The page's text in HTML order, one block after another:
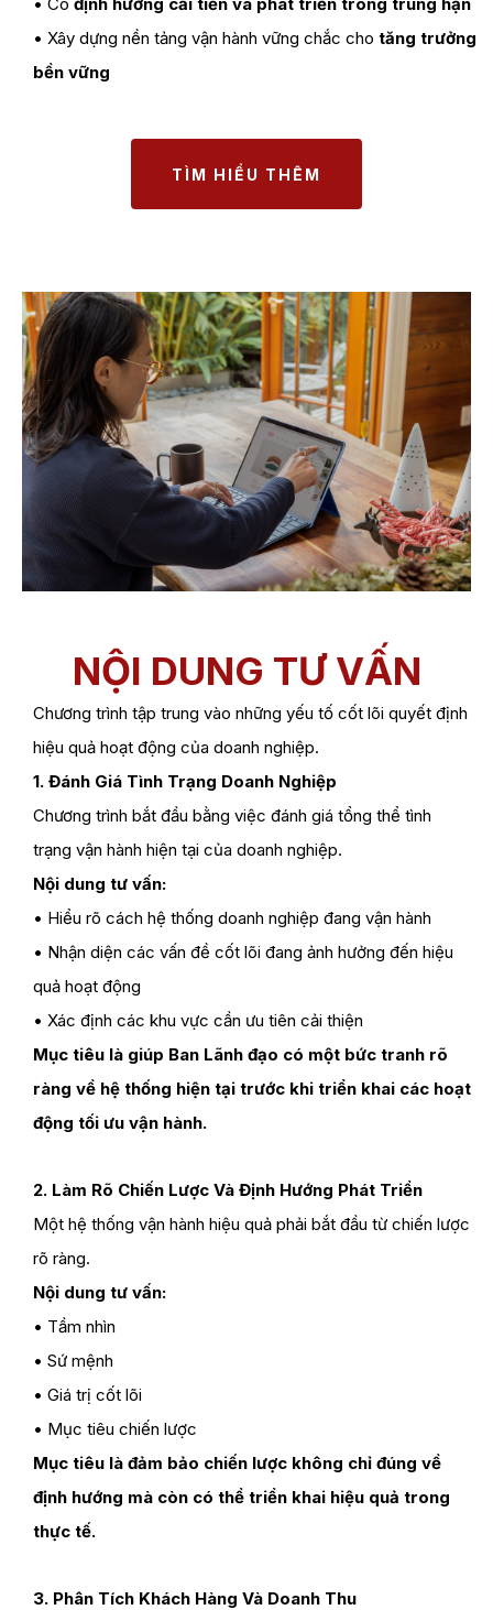
• Xây dựng nền tảng vận hành vững chắc cho tăng trưởng
bền vững
TÌM HIỂU THÊM
NỘI DUNG TƯ VẤN
Chương trình tập trung vào những yếu tố cốt lõi quyết định
hiệu quả hoạt động của doanh nghiệp.
1. Đánh Giá Tình Trạng Doanh Nghiệp
Chương trình bắt đầu bằng việc đánh giá tổng thể tình
trạng vận hành hiện tại của doanh nghiệp.
Nội dung tư vấn:
• Hiểu rõ cách hệ thống doanh nghiệp đang vận hành
• Nhận diện các vấn đề cốt lõi đang ảnh hưởng đến hiệu
quả hoạt động
• Xác định các khu vực cần ưu tiên cải thiện
Mục tiêu là giúp Ban Lãnh đạo có một bức tranh rõ
ràng về hệ thống hiện tại trước khi triển khai các hoạt
động tối ưu vận hành.
2. Làm Rõ Chiến Lược Và Định Hướng Phát Triển
Một hệ thống vận hành hiệu quả phải bắt đầu từ chiến lược
rõ ràng.
Nội dung tư vấn:
• Tầm nhìn
• Sứ mệnh
• Giá trị cốt lõi
• Mục tiêu chiến lược
Mục tiêu là đảm bảo chiến lược không chỉ đúng về
định hướng mà còn có thể triển khai hiệu quả trong
thực tế.
3. Phân Tích Khách Hàng Và Doanh Thu